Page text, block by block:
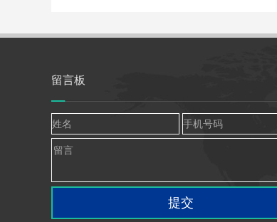
留言板